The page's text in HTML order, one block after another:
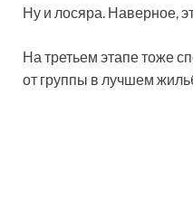
Ну и лосяра. Наверное,
На третьем этапе тоже
от группы в лучшем